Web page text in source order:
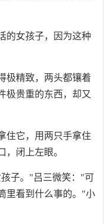
的女孩子，因为这种
极精致，两头都镶着
极贵重的东西，却又
住它，用两只手拿住
，闭上左眼。
子。"吕三微笑："可
里看到什么事的。"小